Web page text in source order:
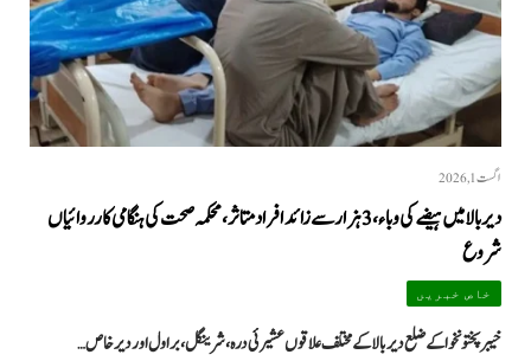
اگست 1, 2026
دیر بالا میں ہیضے کی وباء، 3 ہزار سے زائد افراد متاثر، محکمہ صحت کی ہنگامی کارروائیاں
شروع
خاص خبریں
خیبرپختونخوا کے ضلع دیر بالا کے مختلف علاقوں عشیرئی درہ، شرینگل، براول اور دیر خاص…